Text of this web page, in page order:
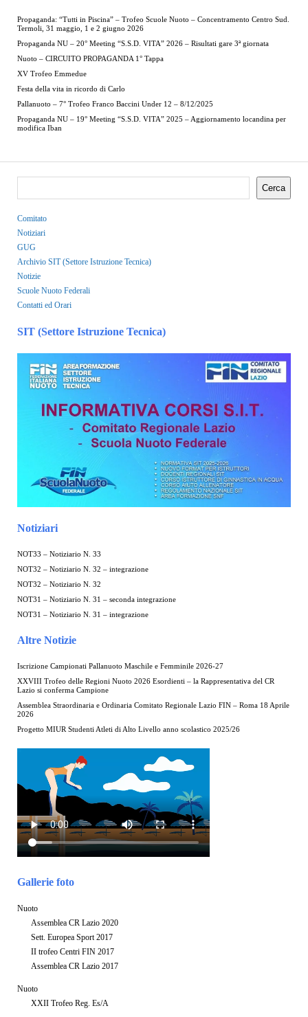
Propaganda: “Tutti in Piscina” – Trofeo Scuole Nuoto – Concentramento Centro Sud.
Termoli, 31 maggio, 1 e 2 giugno 2026
Propaganda NU – 20° Meeting “S.S.D. VITA” 2026 – Risultati gare 3ª giornata
Nuoto – CIRCUITO PROPAGANDA 1° Tappa
XV Trofeo Emmedue
Festa della vita in ricordo di Carlo
Pallanuoto – 7° Trofeo Franco Baccini Under 12 – 8/12/2025
Propaganda NU – 19° Meeting “S.S.D. VITA” 2025 – Aggiornamento locandina per
modifica Iban
Cerca
Comitato
Notiziari
GUG
Archivio SIT (Settore Istruzione Tecnica)
Notizie
Scuole Nuoto Federali
Contatti ed Orari
SIT (Settore Istruzione Tecnica)
Notiziari
NOT33 – Notiziario N. 33
NOT32 – Notiziario N. 32 – integrazione
NOT32 – Notiziario N. 32
NOT31 – Notiziario N. 31 – seconda integrazione
NOT31 – Notiziario N. 31 – integrazione
Altre Notizie
Iscrizione Campionati Pallanuoto Maschile e Femminile 2026-27
XXVIII Trofeo delle Regioni Nuoto 2026 Esordienti – la Rappresentativa del CR
Lazio si conferma Campione
Assemblea Straordinaria e Ordinaria Comitato Regionale Lazio FIN – Roma 18 Aprile
2026
Progetto MIUR Studenti Atleti di Alto Livello anno scolastico 2025/26
Gallerie foto
Nuoto
Assemblea CR Lazio 2020
Sett. Europea Sport 2017
II trofeo Centri FIN 2017
Assemblea CR Lazio 2017
Nuoto
XXII Trofeo Reg. Es/A